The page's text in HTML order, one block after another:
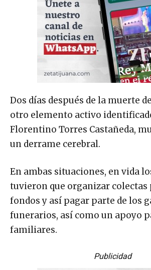
Dos días después de la muerte
otro elemento activo
Florentino Torres Castañeda,
un derrame cerebral.
En ambas situaciones, en vida
tuvieron que organizar
fondos y así pagar parte de los
funerarios, así como un apoyo
familiares.
Publicidad